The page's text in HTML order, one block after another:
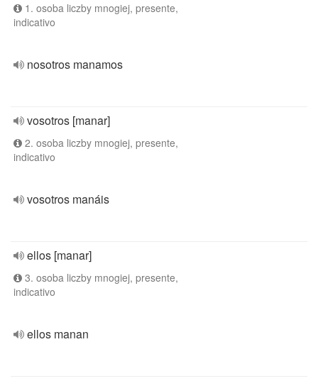
1. osoba liczby mnogiej, presente,
indicativo
nosotros manamos
vosotros [manar]
2. osoba liczby mnogiej, presente,
indicativo
vosotros manáis
ellos [manar]
3. osoba liczby mnogiej, presente,
indicativo
ellos manan